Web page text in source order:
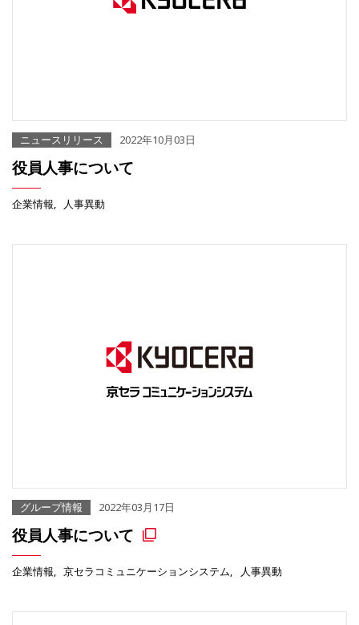
ニュースリリース 2022年10月03日
役員人事について
企業情報 人事異動
グループ情報 2022年03月17日
役員人事について
企業情報 京セラコミュニケーションシステム 人事異動